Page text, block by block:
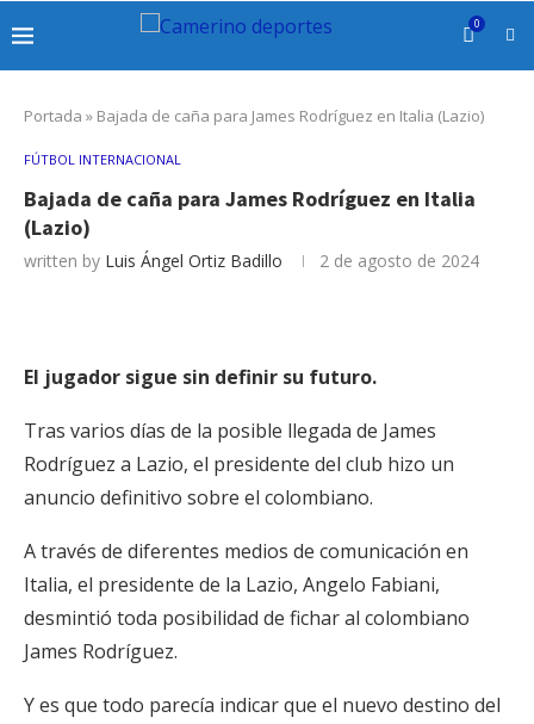
0
Portada » Bajada de caña para James Rodríguez en Italia (Lazio)
FÚTBOL INTERNACIONAL
Bajada de caña para James Rodríguez en Italia
(Lazio)
written by Luis Ángel Ortiz Badillo 2 de agosto de 2024
El jugador sigue sin definir su futuro.
Tras varios días de la posible llegada de James
Rodríguez a Lazio, el presidente del club hizo un
anuncio definitivo sobre el colombiano.
A través de diferentes medios de comunicación en
Italia, el presidente de la Lazio, Angelo Fabiani,
desmintió toda posibilidad de fichar al colombiano
James Rodríguez.
Y es que todo parecía indicar que el nuevo destino del